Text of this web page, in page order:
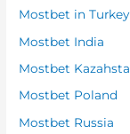
Mostbet in Turkey
Mostbet India
Mostbet
Mostbet Poland
Mostbet Russia